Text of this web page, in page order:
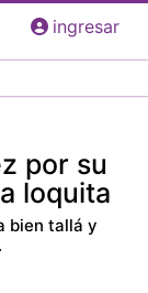
ingresar
por su
loquita
bien tallá y